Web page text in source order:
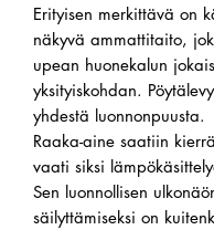
Erityisen merkittävä on
näkyvä ammattitaito,
upean huonekalun
yksityiskohdan.
yhdestä luonnonpuusta.
Raaka-aine saatiin
vaati siksi
Sen luonnollisen
säilyttämiseksi on